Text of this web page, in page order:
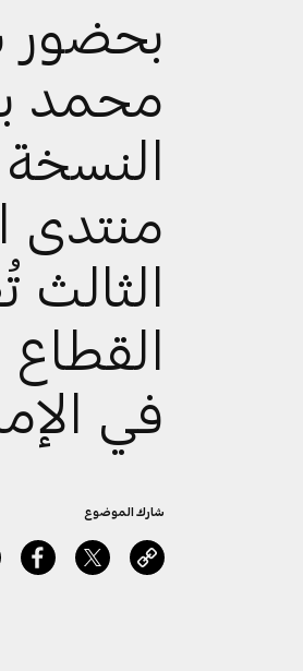
بحضور
محمد
النسخة
منتدى
الثالث
في
شارك الموضوع